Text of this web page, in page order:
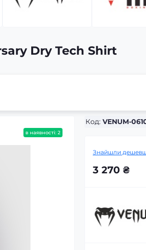
Dry Tech Shirt
в наявності: 2
Код: VENUM-
Знайшли
3 270 ₴